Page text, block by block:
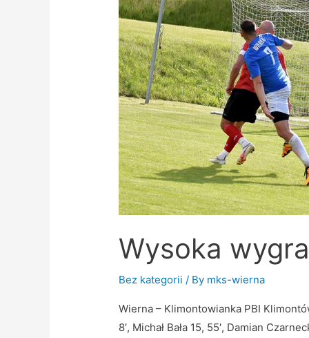
Wysoka
Bez kategorii / By mks-wierna
Wierna – Klimontowianka PBI
8′, Michał Bała 15, 55′, Damian
Wiernej